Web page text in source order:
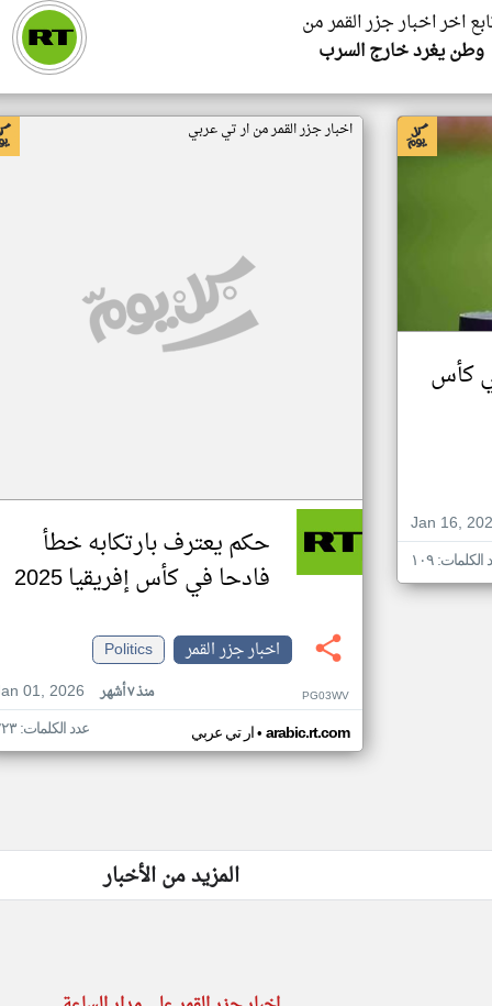
اخر اخبار جزر القمر من
وطن يغرد خارج السرب
في كأس
Jan 16,
١٠٩
اخبار جزر القمر من ار تي عربي
حكم يعترف بارتكابه خطأ
فادحا في كأس إفريقيا 2025
اخبار جزر القمر
Politics
01, 2026
منذ ٧ أشهر PG03WV
ار تي عربي• arabic.rt.com عدد الكلمات: ٢٢٣
المزيد من الأخبار